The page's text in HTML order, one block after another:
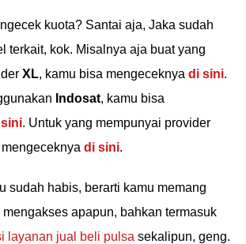
kuota? Santai aja, Jaka sudah
terkait, kok. Misalnya aja buat yang
XL, kamu bisa mengeceknya di sini.
Indosat, kamu bisa
. Untuk yang mempunyai provider
di sini.
sudah habis, berarti kamu memang
apapun, bahkan termasuk
layanan jual beli pulsa sekalipun, geng.